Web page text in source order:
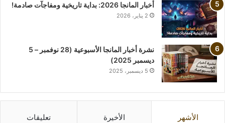
أخبار المانجا 2026: بداية تاريخية ومفاجآت صادمة!
2 يناير، 2026
نشرة أخبار المانجا الأسبوعية (28 نوفمبر – 5
ديسمبر 2025)
5 ديسمبر، 2025
الأشهر الأخيرة تعليقات